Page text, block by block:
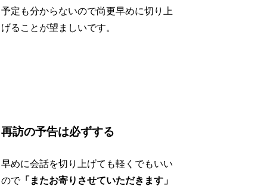
予定も分からないので尚更早めに切り上
げることが望ましいです。
再訪の予告は必ずする
早めに会話を切り上げても軽くでもいい
ので「またお寄りさせていただきます」